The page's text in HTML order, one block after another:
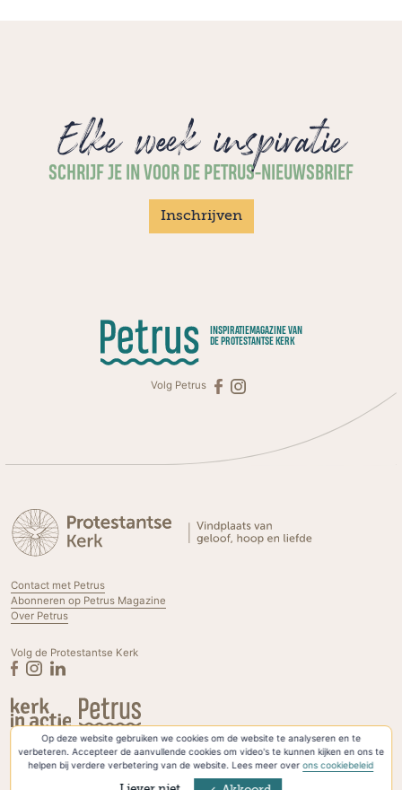
Op deze website gebruiken we cookies om de website te analyseren en te
verbeteren. Accepteer de aanvullende cookies om video's te kunnen kijken en ons te
helpen bij verdere verbetering van de website. Lees meer overons cookiebeleid
Elke week inspiratie
SCHRIJF JE IN VOOR DE PETRUS-NIEUWSBRIEF
Inschrijven
INSPIRATIEMAGAZINE VAN
DE PROTESTANTSE KERK
Volg Petrus
Contact met Petrus
Abonneren op Petrus Magazine
Over Petrus
Volg de Protestantse Kerk
Privacyverklaring & Cookies